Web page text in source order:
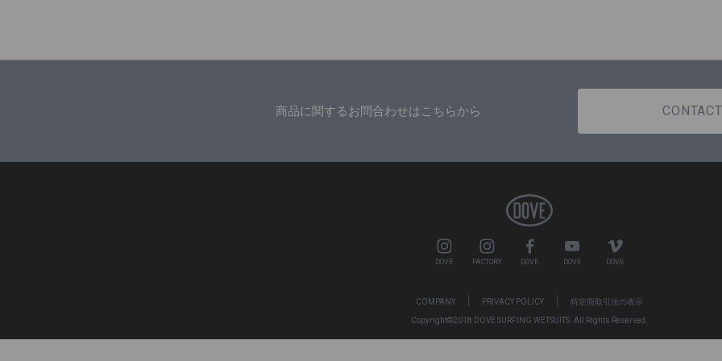
商品に関するお問合わせはこちらから
DOVE FACTORY DOVE DOVE DOVE
COMPANY PRIVACY POLICY 特定商取引法の表示
Copyright©2018 DOVE SURFING WETSUITS. All Rights Reserved.